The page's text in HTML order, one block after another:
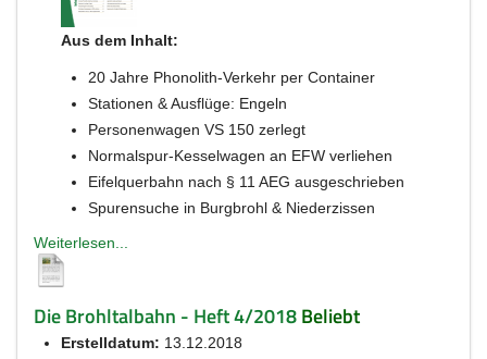
Aus dem Inhalt:
20 Jahre Phonolith-Verkehr per Container
Stationen & Ausflüge: Engeln
Personenwagen VS 150 zerlegt
Normalspur-Kesselwagen an EFW verliehen
Eifelquerbahn nach § 11 AEG ausgeschrieben
Spurensuche in Burgbrohl & Niederzissen
Weiterlesen...
Die Brohltalbahn - Heft 4/2018Beliebt
Erstelldatum: 13.12.2018